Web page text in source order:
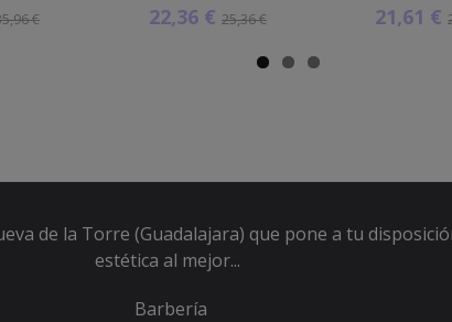
€ 22,36 € 25,36 € 21,61 €
de la Torre (Guadalajara) que pone a tu
estética al mejor...
Barbería